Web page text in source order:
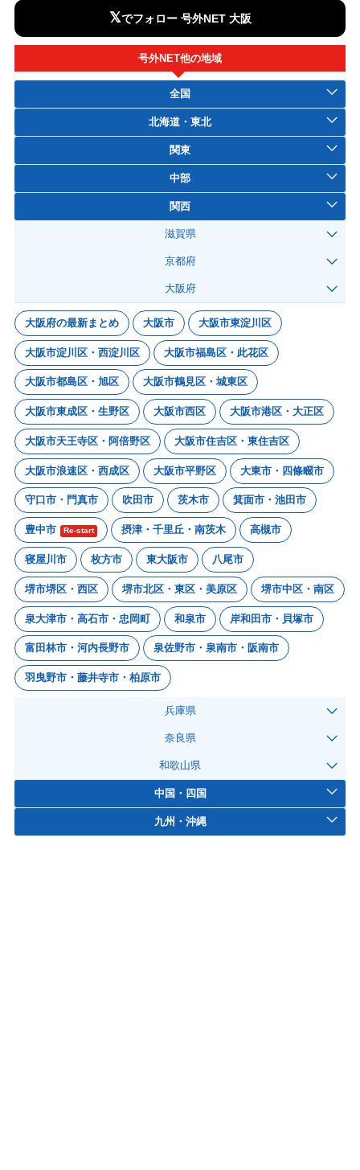
𝕏でフォロー 号外NET 大阪
号外NET他の地域
全国
北海道・東北
関東
中部
関西
滋賀県
京都府
大阪府
大阪府の最新まとめ 大阪市 大阪市東淀川区
大阪市淀川区・西淀川区 大阪市福島区・此花区
大阪市都島区・旭区 大阪市鶴見区・城東区
大阪市東成区・生野区 大阪市西区 大阪市港区・大正区
大阪市天王寺区・阿倍野区 大阪市住吉区・東住吉区
大阪市浪速区・西成区 大阪市平野区 大東市・四條畷市
守口市・門真市 吹田市 茨木市 箕面市・池田市
豊中市 Re-start 摂津・千里丘・南茨木 高槻市
寝屋川市 枚方市 東大阪市 八尾市
堺市堺区・西区 堺市北区・東区・美原区 堺市中区・南区
泉大津市・高石市・忠岡町 和泉市 岸和田市・貝塚市
富田林市・河内長野市 泉佐野市・泉南市・阪南市
羽曳野市・藤井寺市・柏原市
兵庫県
奈良県
和歌山県
中国・四国
九州・沖縄